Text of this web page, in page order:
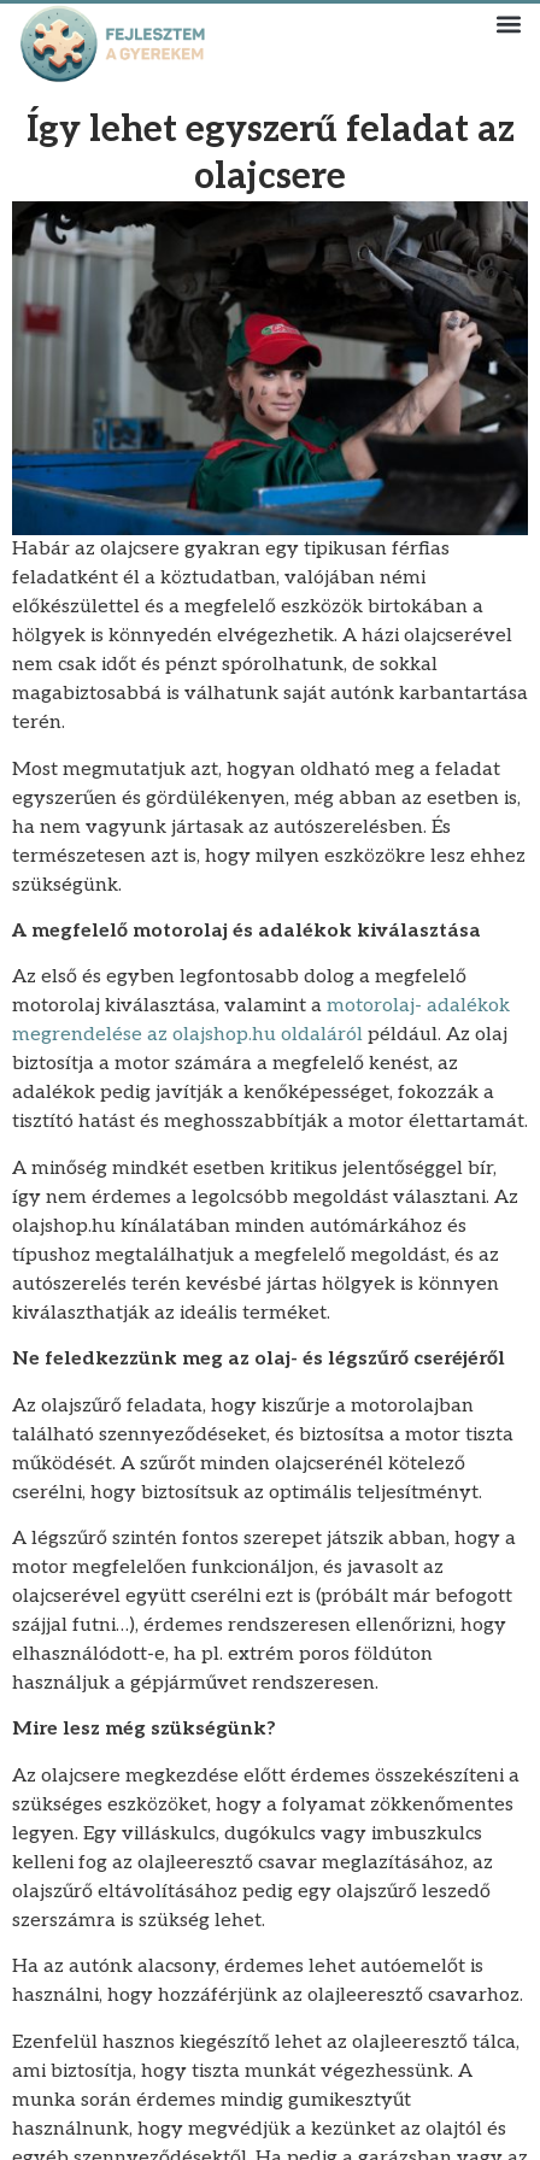
Így lehet egyszerű feladat az
olajcsere
Habár az olajcsere gyakran egy tipikusan férfias
feladatként él a köztudatban, valójában némi
előkészülettel és a megfelelő eszközök birtokában a
hölgyek is könnyedén elvégezhetik. A házi olajcserével
nem csak időt és pénzt spórolhatunk, de sokkal
magabiztosabbá is válhatunk saját autónk karbantartása
terén.
Most megmutatjuk azt, hogyan oldható meg a feladat
egyszerűen és gördülékenyen, még abban az esetben is,
ha nem vagyunk jártasak az autószerelésben. És
természetesen azt is, hogy milyen eszközökre lesz ehhez
szükségünk.
A megfelelő motorolaj és adalékok kiválasztása
Az első és egyben legfontosabb dolog a megfelelő
motorolaj kiválasztása, valamint a motorolaj- adalékok
megrendelése az olajshop.hu oldaláról például. Az olaj
biztosítja a motor számára a megfelelő kenést, az
adalékok pedig javítják a kenőképességet, fokozzák a
tisztító hatást és meghosszabbítják a motor élettartamát.
A minőség mindkét esetben kritikus jelentőséggel bír,
így nem érdemes a legolcsóbb megoldást választani. Az
olajshop.hu kínálatában minden autómárkához és
típushoz megtalálhatjuk a megfelelő megoldást, és az
autószerelés terén kevésbé jártas hölgyek is könnyen
kiválaszthatják az ideális terméket.
Ne feledkezzünk meg az olaj- és légszűrő cseréjéről
Az olajszűrő feladata, hogy kiszűrje a motorolajban
található szennyeződéseket, és biztosítsa a motor tiszta
működését. A szűrőt minden olajcserénél kötelező
cserélni, hogy biztosítsuk az optimális teljesítményt.
A légszűrő szintén fontos szerepet játszik abban, hogy a
motor megfelelően funkcionáljon, és javasolt az
olajcserével együtt cserélni ezt is (próbált már befogott
szájjal futni…), érdemes rendszeresen ellenőrizni, hogy
elhasználódott-e, ha pl. extrém poros földúton
használjuk a gépjárművet rendszeresen.
Mire lesz még szükségünk?
Az olajcsere megkezdése előtt érdemes összekészíteni a
szükséges eszközöket, hogy a folyamat zökkenőmentes
legyen. Egy villáskulcs, dugókulcs vagy imbuszkulcs
kelleni fog az olajleeresztő csavar meglazításához, az
olajszűrő eltávolításához pedig egy olajszűrő leszedő
szerszámra is szükség lehet.
Ha az autónk alacsony, érdemes lehet autóemelőt is
használni, hogy hozzáférjünk az olajleeresztő csavarhoz.
Ezenfelül hasznos kiegészítő lehet az olajleeresztő tálca,
ami biztosítja, hogy tiszta munkát végezhessünk. A
munka során érdemes mindig gumikesztyűt
használnunk, hogy megvédjük a kezünket az olajtól és